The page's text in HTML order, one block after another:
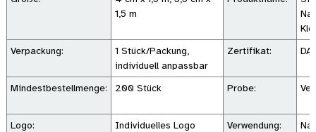
1,5 m
Verpackung:
1 Stück/Packung,
individuell anpassbar
Zertifikat:
Mindestbestellmenge: 200 Stück Probe:
Logo: Individuelles Logo Verwendung: